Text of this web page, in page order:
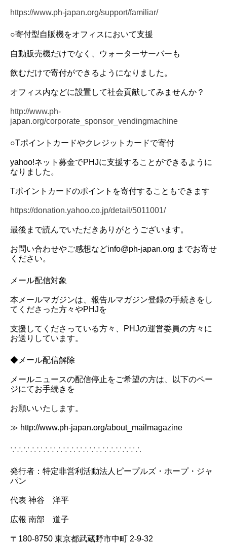
https://www.ph-japan.org/support/familiar/
○寄付型自販機をオフィスにおいて支援
自動販売機だけでなく、ウォーターサーバーも
飲むだけで寄付ができるようになりました。
オフィス内などに設置して社会貢献してみませんか？
http://www.ph-
japan.org/corporate_sponsor_vendingmachine
○Tポイントカードやクレジットカードで寄付
yahoo!ネット募金でPHJに支援することができるように
なりました。
Tポイントカードのポイントを寄付することもできます
https://donation.yahoo.co.jp/detail/5011001/
最後まで読んでいただきありがとうございます。
お問い合わせやご感想などinfo@ph-japan.org までお寄せ
ください。
メール配信対象
本メールマガジンは、報告ルマガジン登録の手続きをし
てくださった方々やPHJを
支援してくださっている方々、PHJの運営委員の方々に
お送りしています。
◆メール配信解除
メールニュースの配信停止をご希望の方は、以下のペー
ジにてお手続きを
お願いいたします。
≫ http://www.ph-japan.org/about_mailmagazine
∵∴∵∴∵∴∵∴∵∴∵∴∵∴∵∴∵∴∵∴
発行者：特定非営利活動法人ピープルズ・ホープ・ジャ
パン
代表 神谷 洋平
広報 南部 道子
〒180-8750 東京都武蔵野市中町 2-9-32